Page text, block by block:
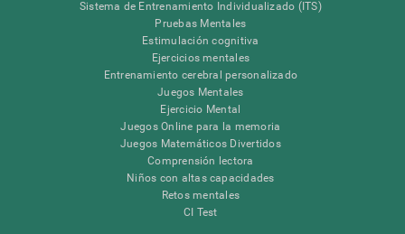
Sistema de Entrenamiento Individualizado (ITS)
Pruebas Mentales
Estimulación cognitiva
Ejercicios mentales
Entrenamiento cerebral personalizado
Juegos Mentales
Ejercicio Mental
Juegos Online para la memoria
Juegos Matemáticos Divertidos
Comprensión lectora
Niños con altas capacidades
Retos mentales
CI Test